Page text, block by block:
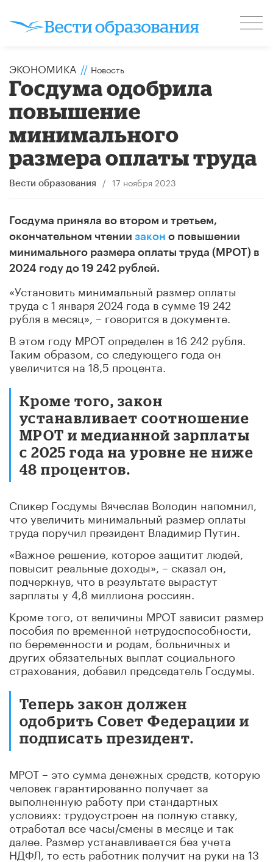
ЭКОНОМИКА // Новость
Госдума одобрила
повышение
минимального
размера оплаты труда
Вести образования / 17 ноября 2023
Госдума приняла во втором и третьем,
окончательном чтении закон о повышении
минимального размера оплаты труда (МРОТ) в
2024 году до 19 242 рублей.
«Установить минимальный размер оплаты
труда с 1 января 2024 года в сумме 19 242
рубля в месяц», – говорится в документе.
В этом году МРОТ определен в 16 242 рубля.
Таким образом, со следующего года он
увеличится на 18,5 процента.
Кроме того, закон
устанавливает соотношение
МРОТ и медианной зарплаты
с 2025 года на уровне не ниже
48 процентов.
Спикер Госдумы Вячеслав Володин напомнил,
что увеличить минимальный размер оплаты
труда поручил президент Владимир Путин.
«Важное решение, которое защитит людей,
повысит реальные доходы», – сказал он,
подчеркнув, что в результате вырастут
зарплаты у 4,8 миллиона россиян.
Кроме того, от величины МРОТ зависит размер
пособия по временной нетрудоспособности,
по беременности и родам, больничных и
других обязательных выплат социального
страхования, добавил председатель Госдумы.
Теперь закон должен
одобрить Совет Федерации и
подписать президент.
МРОТ – это сумма денежных средств, которую
человек гарантированно получает за
выполненную работу при стандартных
условиях: трудоустроен на полную ставку,
отработал все часы/смены в месяце и так
далее. Размер устанавливается без учета
НДФЛ, то есть работник получит на руки на 13